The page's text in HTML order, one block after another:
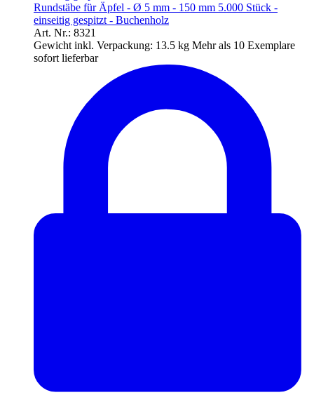
Rundstäbe für Äpfel - Ø 5 mm - 150 mm 5.000 Stück -
einseitig gespitzt - Buchenholz
Art. Nr.: 8321
Gewicht inkl. Verpackung: 13.5 kg Mehr als 10 Exemplare
sofort lieferbar